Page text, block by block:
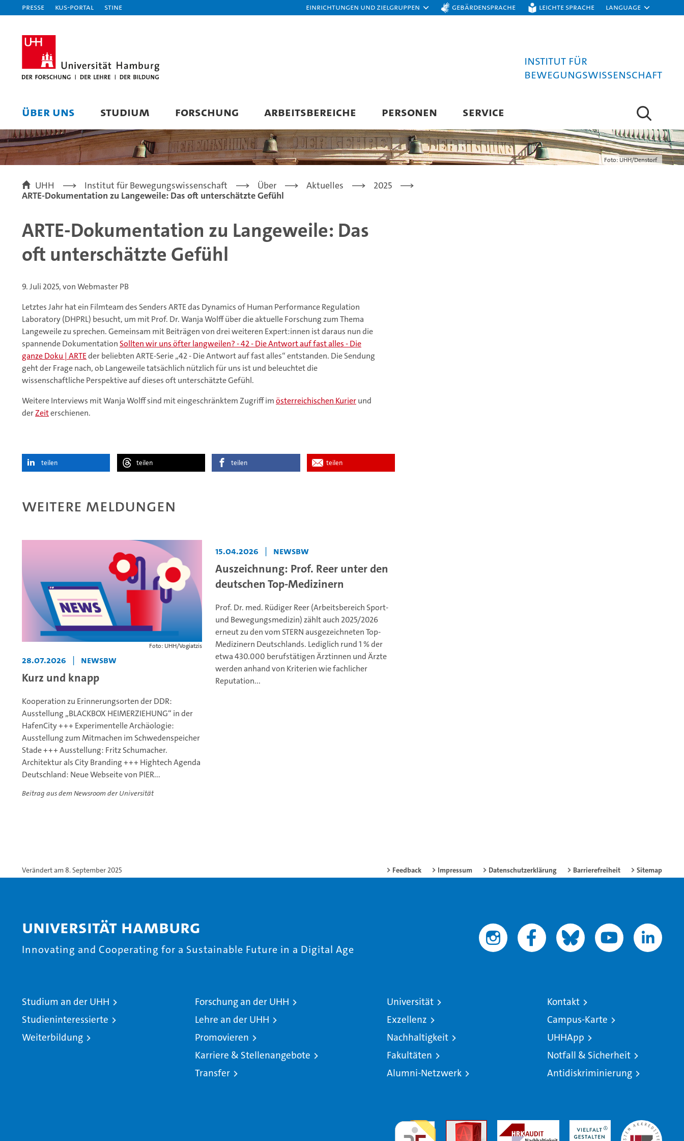
Presse KUS-Portal STiNE Einrichtungen und Zielgruppen Gebärdensprache Leichte Sprache Language
Institut für
Bewegungswissenschaft
ÜBER UNS STUDIUM FORSCHUNG ARBEITSBEREICHE PERSONEN SERVICE
Foto: UHH/Denstorf
UHH Institut für Bewegungswissenschaft Über Aktuelles
2025
ARTE-Dokumentation zu Langeweile: Das oft unterschätzte Gefühl
ARTE-Dokumentation zu Langeweile: Das
oft unterschätzte Gefühl
9. Juli 2025, von Webmaster PB
Letztes Jahr hat ein Filmteam des Senders ARTE das Dynamics of Human Performance Regulation
Laboratory (DHPRL) besucht, um mit Prof. Dr. Wanja Wolff über die aktuelle Forschung zum Thema
Langeweile zu sprechen. Gemeinsam mit Beiträgen von drei weiteren Expert:innen ist daraus nun die
spannende DokumentationSollten wir uns öfter langweilen? - 42 - Die Antwort auf fast alles - Die
ganze Doku | ARTEder beliebten ARTE-Serie „42 - Die Antwort auf fast alles“ entstanden. Die Sendung
geht der Frage nach, ob Langeweile tatsächlich nützlich für uns ist und beleuchtet die
wissenschaftliche Perspektive auf dieses oft unterschätzte Gefühl.
Weitere Interviews mit Wanja Wolff sind mit eingeschränktem Zugriff imösterreichischen Kurierund
derZeiterschienen.
teilen teilen teilen teilen
Weitere Meldungen
Foto: UHH/Vogiatzis
28.07.2026 | NewsBW
Kurz und knapp
Kooperation zu Erinnerungsorten der DDR:
Ausstellung „BLACKBOX HEIMERZIEHUNG“ in der
HafenCity +++ Experimentelle Archäologie:
Ausstellung zum Mitmachen im Schwedenspeicher
Stade +++ Ausstellung: Fritz Schumacher.
Architektur als City Branding +++ Hightech Agenda
Deutschland: Neue Webseite von PIER...
Beitrag aus dem Newsroom der Universität
15.04.2026 | NewsBW
Auszeichnung: Prof. Reer unter den
deutschen Top-Medizinern
Prof. Dr. med. Rüdiger Reer (Arbeitsbereich Sport-
und Bewegungsmedizin) zählt auch 2025/2026
erneut zu den vom STERN ausgezeichneten Top-
Medizinern Deutschlands. Lediglich rund 1 % der
etwa 430.000 berufstätigen Ärztinnen und Ärzte
werden anhand von Kriterien wie fachlicher
Reputation...
Verändert am 8. September 2025 Feedback Impressum Datenschutzerklärung Barrierefreiheit Sitemap
Universität Hamburg
Innovating and Cooperating for a Sustainable Future in a Digital Age
Studium an der UHH
Studieninteressierte
Weiterbildung
Forschung an der UHH
Lehre an der UHH
Promovieren
Karriere & Stellenangebote
Transfer
Universität
Exzellenz
Nachhaltigkeit
Fakultäten
Alumni-Netzwerk
Kontakt
Campus-Karte
UHHApp
Notfall & Sicherheit
Antidiskriminierung